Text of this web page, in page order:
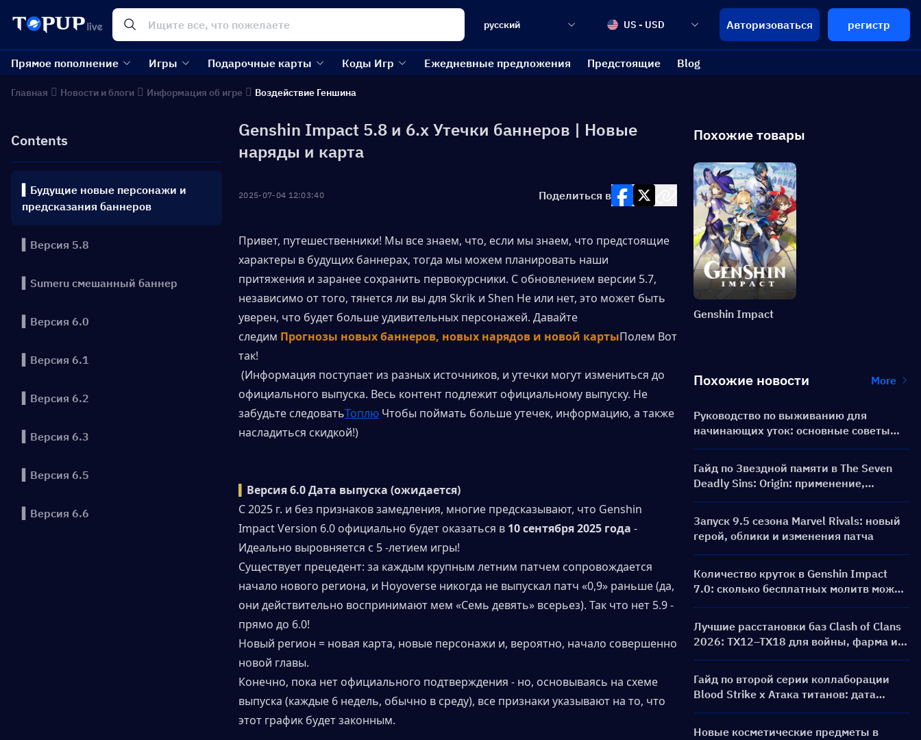
русский US - USD Авторизоваться регистр
Прямое пополнение Игры Подарочные карты Коды Игр Ежедневные предложения Предстоящие Blog
Главная Новости и блоги Информация об игре Воздействие Геншина
Contents
▍Будущие новые персонажи и
предсказания баннеров
▍Версия 5.8
▍Sumeru смешанный баннер
▍Версия 6.0
▍Версия 6.1
▍Версия 6.2
▍Версия 6.3
▍Версия 6.5
▍Версия 6.6
Genshin Impact 5.8 и 6.x Утечки баннеров | Новые
наряды и карта
2025-07-04 12:03:40 Поделиться в
Привет, путешественники! Мы все знаем, что, если мы знаем, что предстоящие
характеры в будущих баннерах, тогда мы можем планировать наши
притяжения и заранее сохранить первокурсники. С обновлением версии 5.7,
независимо от того, тянется ли вы для Skrik и Shen He или нет, это может быть
уверен, что будет больше удивительных персонажей. Давайте
следим Прогнозы новых баннеров, новых нарядов и новой картыПолем Вот
так!
(Информация поступает из разных источников, и утечки могут измениться до
официального выпуска. Весь контент подлежит официальному выпуску. Не
забудьте следоватьТоплю Чтобы поймать больше утечек, информацию, а также
насладиться скидкой!)
Версия 6.0 Дата выпуска (ожидается)
С 2025 г. и без признаков замедления, многие предсказывают, что Genshin
Impact Version 6.0 официально будет оказаться в 10 сентября 2025 года -
Идеально выровняется с 5 -летием игры!
Существует прецедент: за каждым крупным летним патчем сопровождается
начало нового региона, и Hoyoverse никогда не выпускал патч «0,9» раньше (да,
они действительно воспринимают мем «Семь девять» всерьез). Так что нет 5.9 -
прямо до 6.0!
Новый регион = новая карта, новые персонажи и, вероятно, начало совершенно
новой главы.
Конечно, пока нет официального подтверждения - но, основываясь на схеме
выпуска (каждые 6 недель, обычно в среду), все признаки указывают на то, что
этот график будет законным.
Похожие товары
Genshin Impact
Похожие новости More
Руководство по выживанию для
начинающих уток: основные советы
для новых игроков
Гайд по Звездной памяти в The Seven
Deadly Sins: Origin: применение,
способы получения и советы по
эффективному использованию
Запуск 9.5 сезона Marvel Rivals: новый
герой, облики и изменения патча
Количество круток в Genshin Impact
7.0: сколько бесплатных молитв можно
получить на Одетту?
Лучшие расстановки баз Clash of Clans
2026: ТХ12–ТХ18 для войны, фарма и
базы «анти-3 звезды»
Гайд по второй серии коллаборации
Blood Strike x Атака титанов: дата
выхода, скины, награды и событие
Новые косметические предметы в